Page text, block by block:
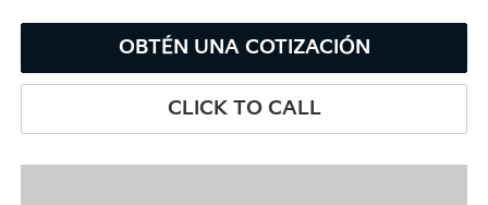
OBTÉN UNA COTIZACIÓN
CLICK TO CALL